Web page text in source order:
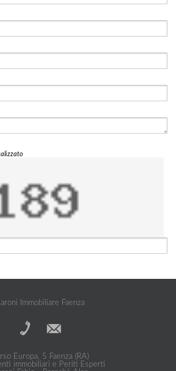
Immobiliare Faenza
Europa, 5 Faenza (RA)
immobiliari e Periti Esperti